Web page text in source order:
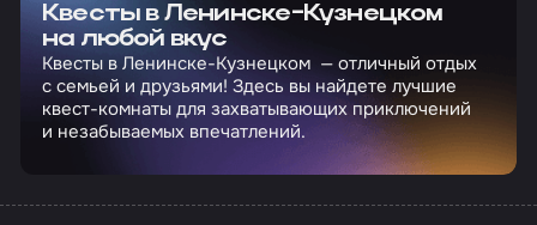
Квесты в Ленинске-Кузнецком
на любой вкус
Квесты в Ленинске-Кузнецком — отличный отдых
с семьей и друзьями! Здесь вы найдете лучшие
квест-комнаты для захватывающих приключений
и незабываемых впечатлений.